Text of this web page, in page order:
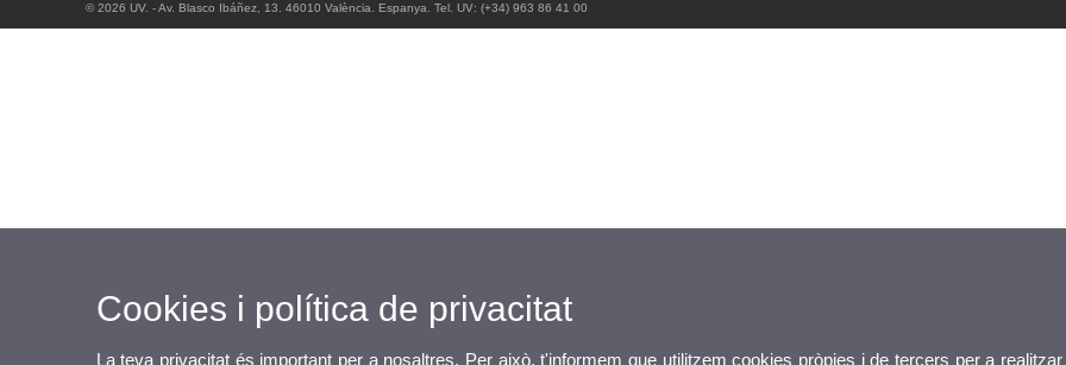
© 2026 UV. - Av. Blasco Ibáñez, 13. 46010 València. Espanya. Tel. UV: (+34) 963 86 41 00
Cookies i política de privacitat
La teva privacitat és important per a nosaltres. Per això, t'informem que utilitzem cookies pròpies i de tercers per a realitzar